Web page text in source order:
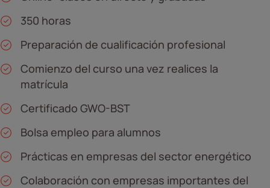
350 horas
Preparación de cualificación profesional
Comienzo del curso una vez realices la
matrícula
Certificado GWO-BST
Bolsa empleo para alumnos
Prácticas en empresas del sector energético
Colaboración con empresas importantes del